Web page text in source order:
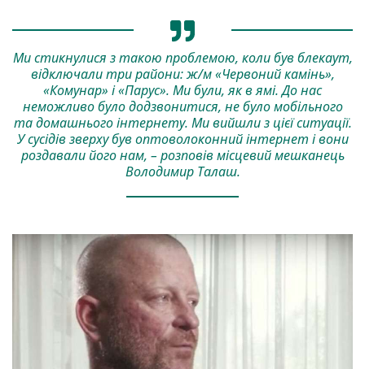
Ми стикнулися з такою проблемою, коли був блекаут,
відключали три райони: ж/м «Червоний камінь»,
«Комунар» і «Парус». Ми були, як в ямі. До нас
неможливо було додзвонитися, не було мобільного
та домашнього інтернету. Ми вийшли з цієї ситуації.
У сусідів зверху був оптоволоконний інтернет і вони
роздавали його нам, – розповів місцевий мешканець
Володимир Талаш.